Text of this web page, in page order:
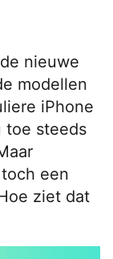
nieuwe
modellen
iPhone
toe steeds
een
ziet dat